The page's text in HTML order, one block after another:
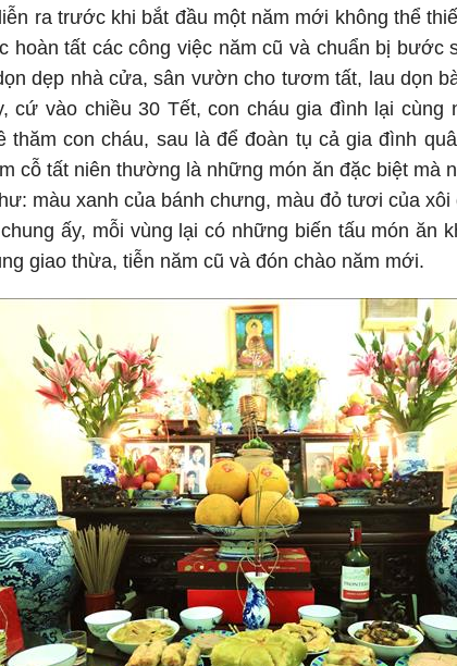
ra trước khi bắt đầu một năm mới không thể
hoàn tất các công việc năm cũ và chuẩn bị bước
dẹp nhà cửa, sân vườn cho tươm tất, lau dọn
cứ vào chiều 30 Tết, con cháu gia đình lại
thăm con cháu, sau là để đoàn tụ cả gia đình
cỗ tất niên thường là những món ăn đặc biệt mà
màu xanh của bánh chưng, màu đỏ tươi của
ấy, mỗi vùng lại có những biến tấu món ăn
giao thừa, tiễn năm cũ và đón chào năm mới.